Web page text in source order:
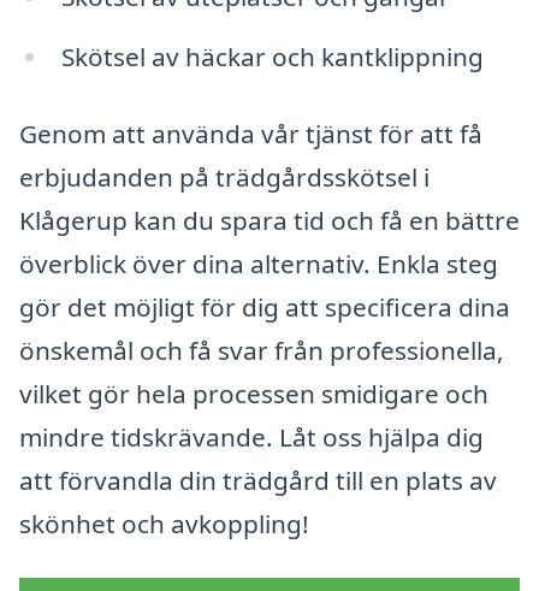
Skötsel av häckar och kantklippning
Genom att använda vår tjänst för att få
erbjudanden på trädgårdsskötsel i
Klågerup kan du spara tid och få en bättre
överblick över dina alternativ. Enkla steg
gör det möjligt för dig att specificera dina
önskemål och få svar från professionella,
vilket gör hela processen smidigare och
mindre tidskrävande. Låt oss hjälpa dig
att förvandla din trädgård till en plats av
skönhet och avkoppling!